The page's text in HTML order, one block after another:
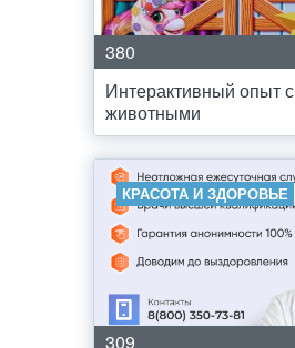
380
Интерактивный опыт с
животными
КРАСОТА И ЗДОРОВЬЕ
309